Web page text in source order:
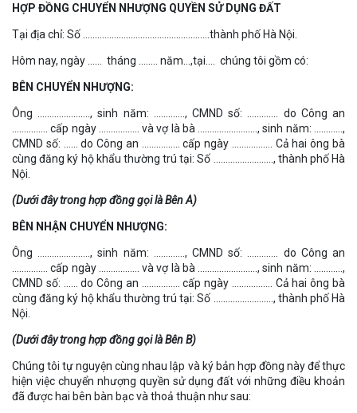
HỢP ĐỒNG CHUYỂN NHƯỢNG QUYỀN SỬ DỤNG ĐẤT
Tại địa chỉ: Số ……………………………………………..thành phố Hà Nội.
Hôm nay, ngày …… tháng …….. năm…,tại…. chúng tôi gồm có:
BÊN CHUYỂN NHƯỢNG:
Ông …………………., sinh năm: …………., CMND số: …………. do Công an
…………… cấp ngày …………….. và vợ là bà ……………………., sinh năm: …………,
CMND số: …… do Công an ……………. cấp ngày …………….. Cả hai ông bà
cùng đăng ký hộ khẩu thường trú tại: Số ……………………., thành phố Hà
Nội.
(Dưới đây trong hợp đồng gọi là Bên A)
BÊN NHẬN CHUYỂN NHƯỢNG:
Ông …………………., sinh năm: …………., CMND số: …………. do Công an
…………… cấp ngày …………….. và vợ là bà ……………………., sinh năm: …………,
CMND số: …… do Công an ……………. cấp ngày …………….. Cả hai ông bà
cùng đăng ký hộ khẩu thường trú tại: Số ……………………., thành phố Hà
Nội.
(Dưới đây trong hợp đồng gọi là Bên B)
Chúng tôi tự nguyện cùng nhau lập và ký bản hợp đồng này để thực
hiện việc chuyển nhượng quyền sử dụng đất với những điều khoản
đã được hai bên bàn bạc và thoả thuận như sau: